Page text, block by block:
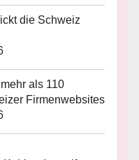
die Schweiz
als 110
Firmenwebsites